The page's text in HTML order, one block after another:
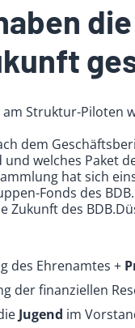
am Struktur-Piloten
dem
welches Paket
hat sich
Fonds des
Zukunft des
des Ehrenamtes +
der finanziellen
Jugend im